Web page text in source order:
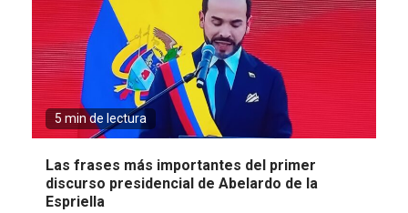
5 min de lectura
Las frases más importantes del primer
discurso presidencial de Abelardo de la
Espriella